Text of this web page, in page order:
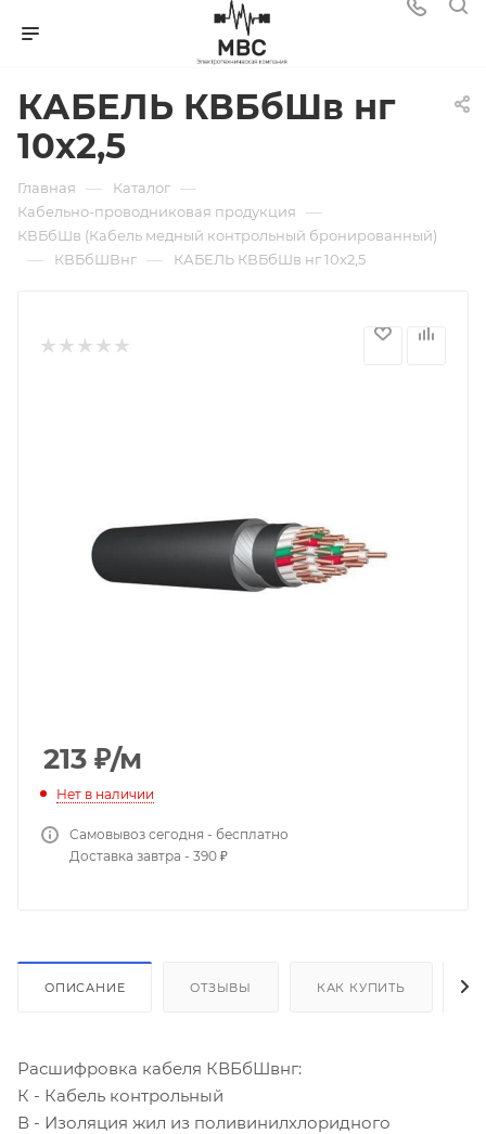
КАБЕЛЬ КВБбШв нг
10х2,5
Главная — Каталог —
Кабельно-проводниковая продукция —
КВБбШв (Кабель медный контрольный бронированный)
— КВБбШВнг — КАБЕЛЬ КВБбШв нг 10х2,5
213 ₽/м
Нет в наличии
Самовывоз сегодня - бесплатно
Доставка завтра - 390 ₽
ОПИСАНИЕ ОТЗЫВЫ КАК КУПИТЬ
Расшифровка кабеля КВБбШвнг:
К - Кабель контрольный
В - Изоляция жил из поливинилхлоридного